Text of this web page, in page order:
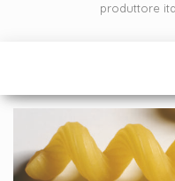
produttore